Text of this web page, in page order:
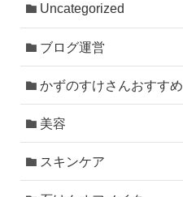
Uncategorized
ブログ運営
かずのすけさんおすすめ
美容
スキンケア